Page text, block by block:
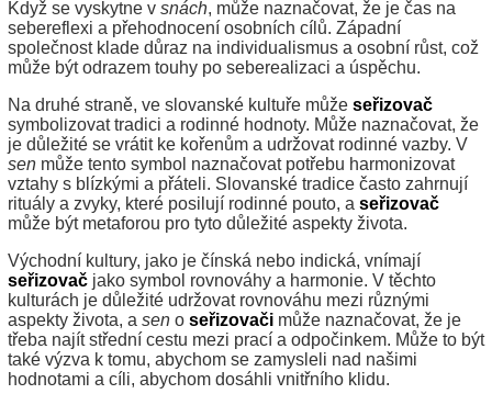
Když se vyskytne v snách, může naznačovat, že je čas na
sebereflexi a přehodnocení osobních cílů. Západní
společnost klade důraz na individualismus a osobní růst, což
může být odrazem touhy po seberealizaci a úspěchu.
Na druhé straně, ve slovanské kultuře může seřizovač
symbolizovat tradici a rodinné hodnoty. Může naznačovat, že
je důležité se vrátit ke kořenům a udržovat rodinné vazby. V
sen může tento symbol naznačovat potřebu harmonizovat
vztahy s blízkými a přáteli. Slovanské tradice často zahrnují
rituály a zvyky, které posilují rodinné pouto, a seřizovač
může být metaforou pro tyto důležité aspekty života.
Východní kultury, jako je čínská nebo indická, vnímají
seřizovač jako symbol rovnováhy a harmonie. V těchto
kulturách je důležité udržovat rovnováhu mezi různými
aspekty života, a sen o seřizovači může naznačovat, že je
třeba najít střední cestu mezi prací a odpočinkem. Může to být
také výzva k tomu, abychom se zamysleli nad našimi
hodnotami a cíli, abychom dosáhli vnitřního klidu.